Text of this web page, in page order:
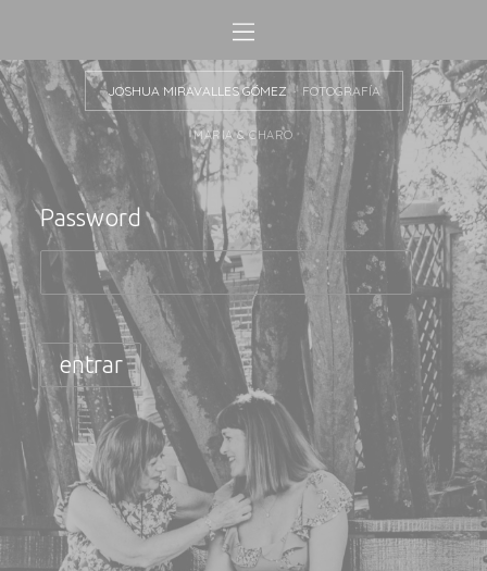
JOSHUA MIRAVALLES GÓMEZ FOTOGRAFÍA
MARIA & CHARO
Password